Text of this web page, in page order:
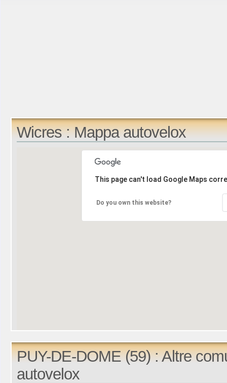
Wicres : Mappa autovelox
This page can't load Google Maps
Do you own this website?
PUY-DE-DOME (59) : Altre
autovelox